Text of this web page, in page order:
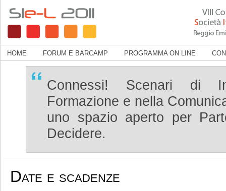
HOME FORUM E BARCAMP PROGRAMMA ON LINE
Connessi! Scenari di
Formazione e nella
uno spazio aperto per
Decidere.
Date e scadenze